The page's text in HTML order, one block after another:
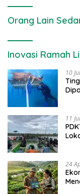
Orang Lain
Inovasi Ramah
10
11
24